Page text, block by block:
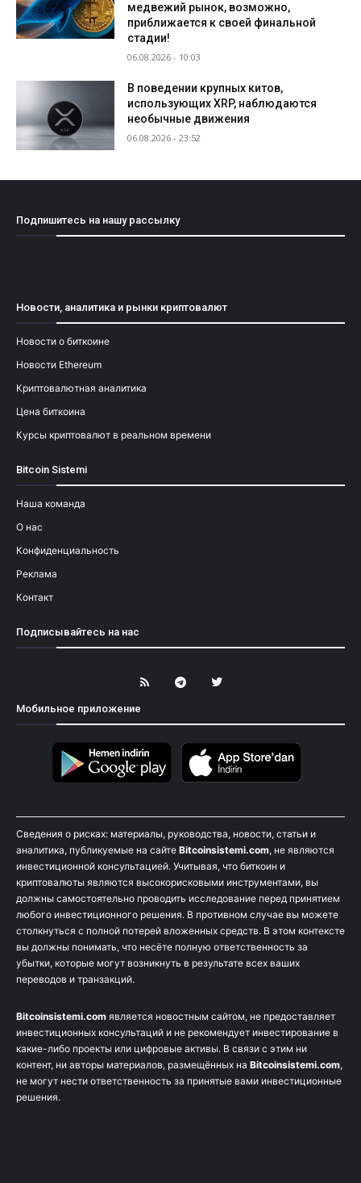
медвежий рынок, возможно,
приближается к своей финальной
стадии!
06.08.2026 - 10:03
В поведении крупных китов,
использующих XRP, наблюдаются
необычные движения
06.08.2026 - 23:52
Подпишитесь на нашу рассылку
Новости, аналитика и рынки криптовалют
Новости о биткоине
Новости Ethereum
Криптовалютная аналитика
Цена биткоина
Курсы криптовалют в реальном времени
Bitcoin Sistemi
Наша команда
О нас
Конфиденциальность
Реклама
Контакт
Подписывайтесь на нас
Мобильное приложение
Сведения о рисках: материалы, руководства, новости, статьи и
аналитика, публикуемые на сайте Bitcoinsistemi.com, не являются
инвестиционной консультацией. Учитывая, что биткоин и
криптовалюты являются высокорисковыми инструментами, вы
должны самостоятельно проводить исследование перед принятием
любого инвестиционного решения. В противном случае вы можете
столкнуться с полной потерей вложенных средств. В этом контексте
вы должны понимать, что несёте полную ответственность за
убытки, которые могут возникнуть в результате всех ваших
переводов и транзакций.
Bitcoinsistemi.com является новостным сайтом, не предоставляет
инвестиционных консультаций и не рекомендует инвестирование в
какие-либо проекты или цифровые активы. В связи с этим ни
контент, ни авторы материалов, размещённых на Bitcoinsistemi.com,
не могут нести ответственность за принятые вами инвестиционные
решения.